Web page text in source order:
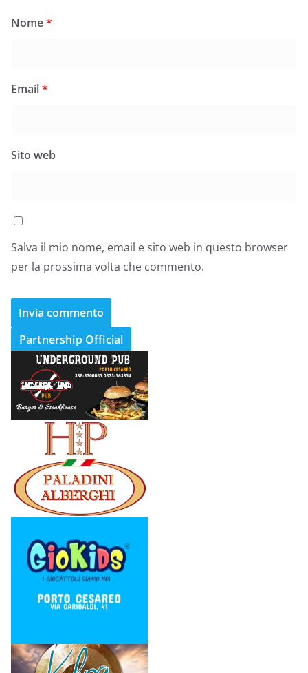
Nome*
Email*
Sito web
Salva il mio nome, email e sito web in questo browser
per la prossima volta che commento.
Partnership Official